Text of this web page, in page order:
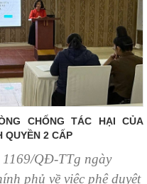
CHỐNG TÁC HẠI CỦA
QUYỀN 2 CẤP
1169/QĐ-TTg ngày
phủ về việc phê duyệt